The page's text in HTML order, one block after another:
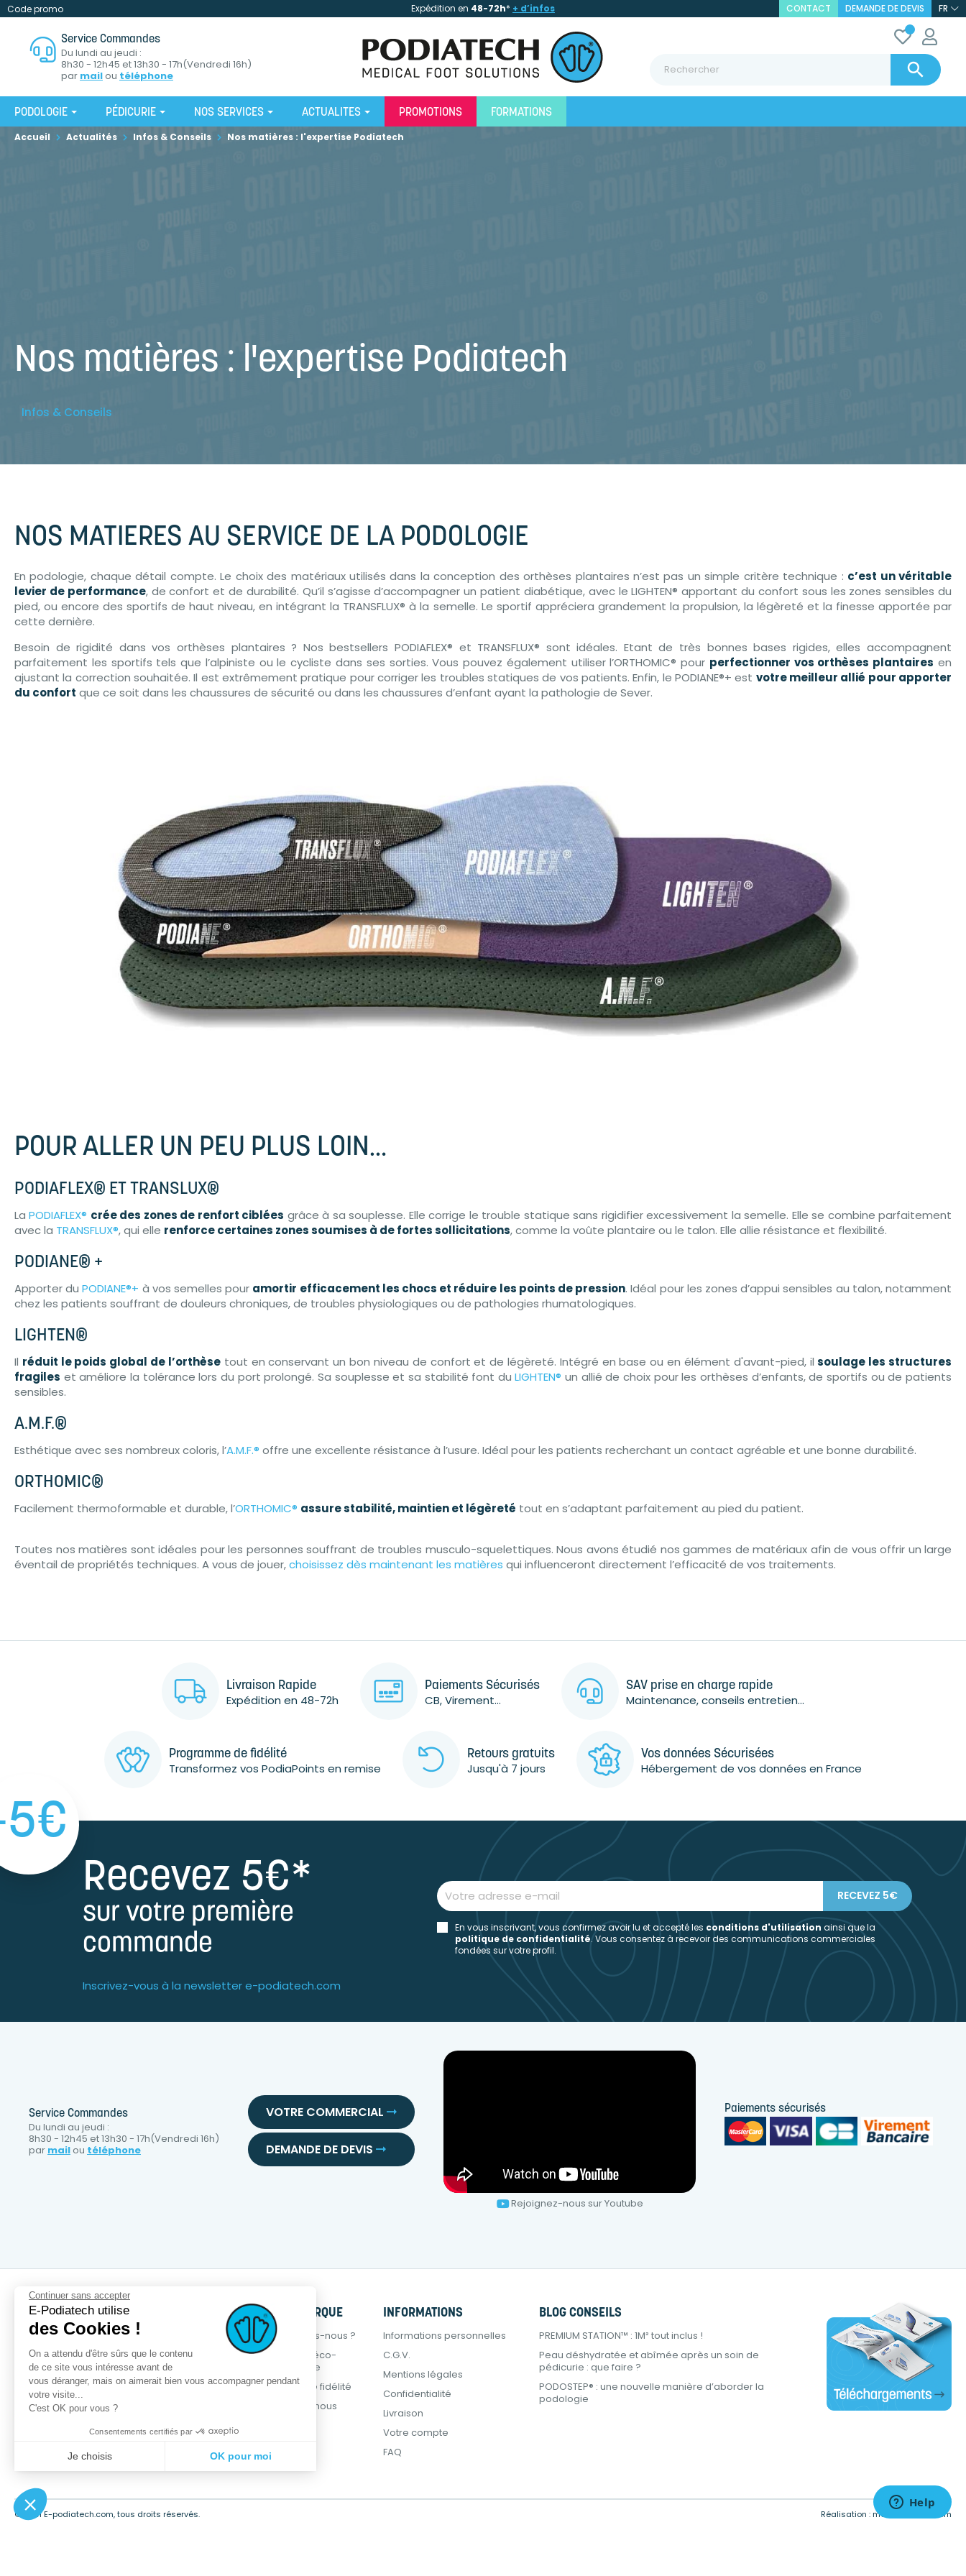
Code promo Expédition en 48-72h* + d’infos CONTACT DEMANDE DE DEVIS FR
Service Commandes
Du lundi au jeudi :
8h30 - 12h45 et 13h30 - 17h(Vendredi 16h)
par mailou téléphone 
PODOLOGIE PÉDICURIE NOS SERVICES ACTUALITES PROMOTIONS FORMATIONS
Accueil Actualités Infos & Conseils Nos matières : l'expertise Podiatech
Nos matières : l'expertise Podiatech
Infos & Conseils
NOS MATIERES AU SERVICE DE LA PODOLOGIE
En podologie, chaque détail compte. Le choix des matériaux utilisés dans la conception des orthèses plantaires n’est pas un simple critère technique : c’est un véritable
levier de performance, de confort et de durabilité. Qu’il s’agisse d’accompagner un patient diabétique, avec le LIGHTEN® apportant du confort sous les zones sensibles du
pied, ou encore des sportifs de haut niveau, en intégrant la TRANSFLUX® à la semelle. Le sportif appréciera grandement la propulsion, la légèreté et la finesse apportée par
cette dernière.
Besoin de rigidité dans vos orthèses plantaires ? Nos bestsellers PODIAFLEX® et TRANSFLUX® sont idéales. Etant de très bonnes bases rigides, elles accompagnent
parfaitement les sportifs tels que l’alpiniste ou le cycliste dans ses sorties. Vous pouvez également utiliser l’ORTHOMIC® pour perfectionner vos orthèses plantaires en
ajustant la correction souhaitée. Il est extrêmement pratique pour corriger les troubles statiques de vos patients. Enfin, le PODIANE®+ est votre meilleur allié pour apporter
du confort que ce soit dans les chaussures de sécurité ou dans les chaussures d’enfant ayant la pathologie de Sever.
POUR ALLER UN PEU PLUS LOIN…
PODIAFLEX® ET TRANSLUX®
LaPODIAFLEX® crée des zones de renfort ciblées grâce à sa souplesse. Elle corrige le trouble statique sans rigidifier excessivement la semelle. Elle se combine parfaitement
avec la TRANSFLUX®, qui elle renforce certaines zones soumises à de fortes sollicitations, comme la voûte plantaire ou le talon. Elle allie résistance et flexibilité.
PODIANE® +
Apporter duPODIANE®+ à vos semelles pour amortir efficacement les chocs et réduire les points de pression. Idéal pour les zones d’appui sensibles au talon, notamment
chez les patients souffrant de douleurs chroniques, de troubles physiologiques ou de pathologies rhumatologiques.
LIGHTEN®
Il réduit le poids global de l’orthèsetout en conservant un bon niveau de confort et de légèreté. Intégré en base ou en élément d'avant-pied, ilsoulage les structures
fragiles et améliore la tolérance lors du port prolongé. Sa souplesse et sa stabilité font duLIGHTEN® un allié de choix pour les orthèses d’enfants, de sportifs ou de patients
sensibles.
A.M.F.®
Esthétique avec ses nombreux coloris, l’A.M.F.® offre une excellente résistance à l’usure. Idéal pour les patients recherchant un contact agréable et une bonne durabilité.
ORTHOMIC®
Facilement thermoformable et durable, l’ORTHOMIC® assure stabilité, maintien et légèreté tout en s’adaptant parfaitement au pied du patient.
Toutes nos matières sont idéales pour les personnes souffrant de troubles musculo-squelettiques. Nous avons étudié nos gammes de matériaux afin de vous offrir un large
éventail de propriétés techniques. A vous de jouer,choisissez dès maintenant les matières qui influenceront directement l’efficacité de vos traitements.
Livraison Rapide
Expédition en 48-72h
Paiements Sécurisés
CB, Virement...
SAV prise en charge rapide
Maintenance, conseils entretien...
Programme de fidélité
Transformez vos PodiaPoints en remise
Retours gratuits
Jusqu'à 7 jours
Vos données Sécurisées
Hébergement de vos données en France
Recevez 5€*
sur votre première
commande
Inscrivez-vous à la newsletter e-podiatech.com
En vous inscrivant, vous confirmez avoir lu et accepté les conditions d'utilisation ainsi que la
politique de confidentialité. Vous consentez à recevoir des communications commerciales
fondées sur votre profil.
Service Commandes
Du lundi au jeudi :
8h30 - 12h45 et 13h30 - 17h(Vendredi 16h)
par mail ou téléphone
VOTRE COMMERCIAL
DEMANDE DE DEVIS
Rejoignez-nous sur Youtube
Paiements sécurisés
SERVICES
OPCT® Factory
Services +
Service métier
Podia-Finder
Formations
Nouveaux produits
Meilleures ventes
Promotions
NOTRE MARQUE
Qui sommes-nous ?
Démarche éco-
responsable
Programme fidélité
Contactez-nous
INFORMATIONS
Informations personnelles
C.G.V.
Mentions légales
Confidentialité
Livraison
Votre compte
FAQ
BLOG CONSEILS
PREMIUM STATION™ : 1M² tout inclus !
Peau déshydratée et abîmée après un soin de
pédicurie : que faire ?
PODOSTEP® : une nouvelle manière d’aborder la
podologie
© 2021 E-podiatech.com, tous droits réservés. Réalisation : meta-creation.com
Continuer sans accepter
E-Podiatech utilise
des Cookies !
On a attendu d'être sûrs que le contenu
de ce site vous intéresse avant de
vous déranger, mais on aimerait bien vous accompagner pendant
votre visite...
C'est OK pour vous ?
Consentements certifiés par
Je choisis OK pour moi
Notre plateforme vous permet d'adapter et de gérer vos paramètres de confidentialité, en garantissant la conformité avec les réglementations. Personnalisez vos préférences pour contrôler la manière